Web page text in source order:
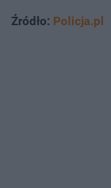
Źródło: Policja.pl